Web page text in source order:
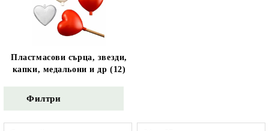
Пластмасови сърца, звезди,
капки, медальони и др (12)
Филтри